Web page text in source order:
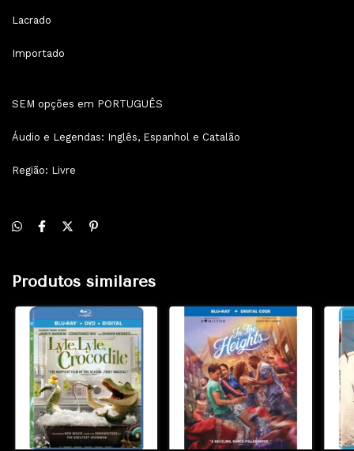
Lacrado
Importado
SEM opções em PORTUGUÊS
Áudio e Legendas: Inglês, Espanhol e Catalão
Região: Livre
Produtos similares